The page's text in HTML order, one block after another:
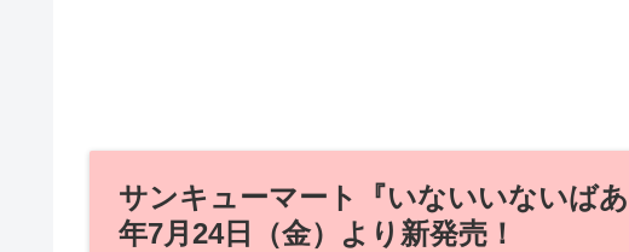
サンキューマート『いないいないば
年7月24日（金）より新発売！